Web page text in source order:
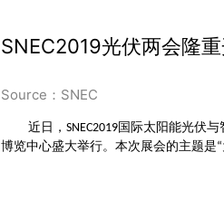
SNEC2019光伏两会隆
Source：SNEC
近日， SNEC2019国际太阳能光伏与
博览中心盛大举行。本次展会的主题是“